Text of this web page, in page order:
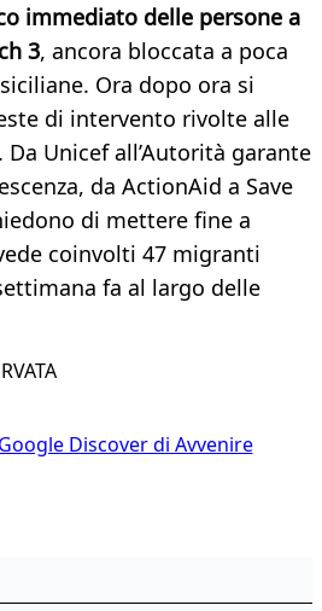
immediato delle persone a
3, ancora bloccata a poca
Ora dopo ora si
di intervento rivolte alle
Unicef all’Autorità garante
da ActionAid a Save
di mettere fine a
coinvolti 47 migranti
fa al largo delle
Discover di Avvenire